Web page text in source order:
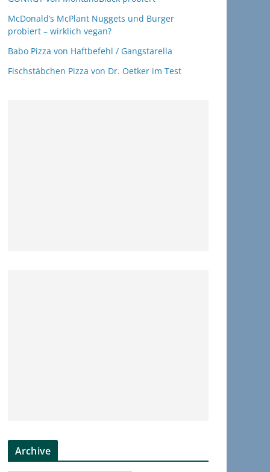
McDonald’s McPlant Nuggets und Burger
probiert – wirklich vegan?
Babo Pizza von Haftbefehl / Gangstarella
Fischstäbchen Pizza von Dr. Oetker im Test
Archive